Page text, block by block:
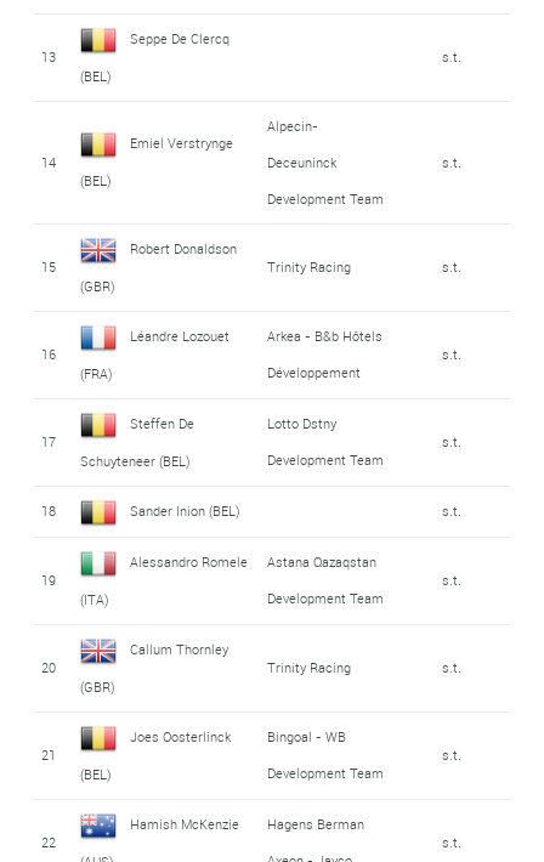
13
Seppe De Clercq
(BEL)
s.t.
14
Emiel Verstrynge
(BEL)
Alpecin-
Deceuninck
Development Team
s.t.
15
Robert Donaldson
(GBR)
Trinity Racing s.t.
16
Léandre Lozouet
(FRA)
Arkea - B&b Hôtels
Développement
s.t.
17
Steffen De
Schuyteneer (BEL)
Lotto Dstny
Development Team
s.t.
18 Sander Inion (BEL) s.t.
19
Alessandro Romele
(ITA)
Astana Qazaqstan
Development Team
s.t.
20
Callum Thornley
(GBR)
Trinity Racing s.t.
21
Joes Oosterlinck
(BEL)
Bingoal - WB
Development Team
s.t.
22
Hamish McKenzie
Hagens Berman
s.t.